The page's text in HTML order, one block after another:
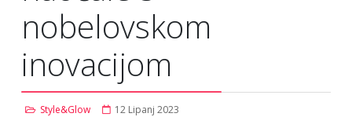
nobelovskom
inovacijom
Style&Glow 12 Lipanj 2023